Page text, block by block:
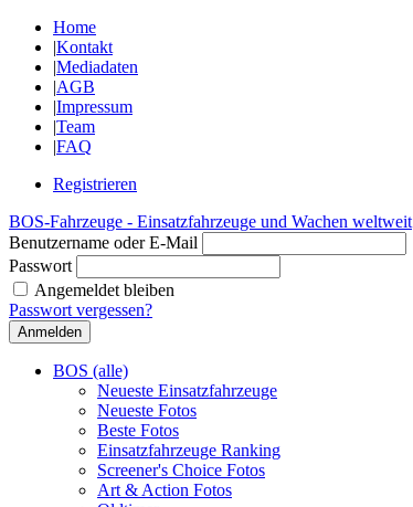
Home
|Kontakt
|Mediadaten
|AGB
|Impressum
|Team
|FAQ
Registrieren
BOS-Fahrzeuge - Einsatzfahrzeuge und Wachen weltweit
Benutzername oder E-Mail
Passwort
Angemeldet bleiben
Passwort vergessen?
BOS (alle)
Neueste Einsatzfahrzeuge
Neueste Fotos
Beste Fotos
Einsatzfahrzeuge Ranking
Screener's Choice Fotos
Art & Action Fotos